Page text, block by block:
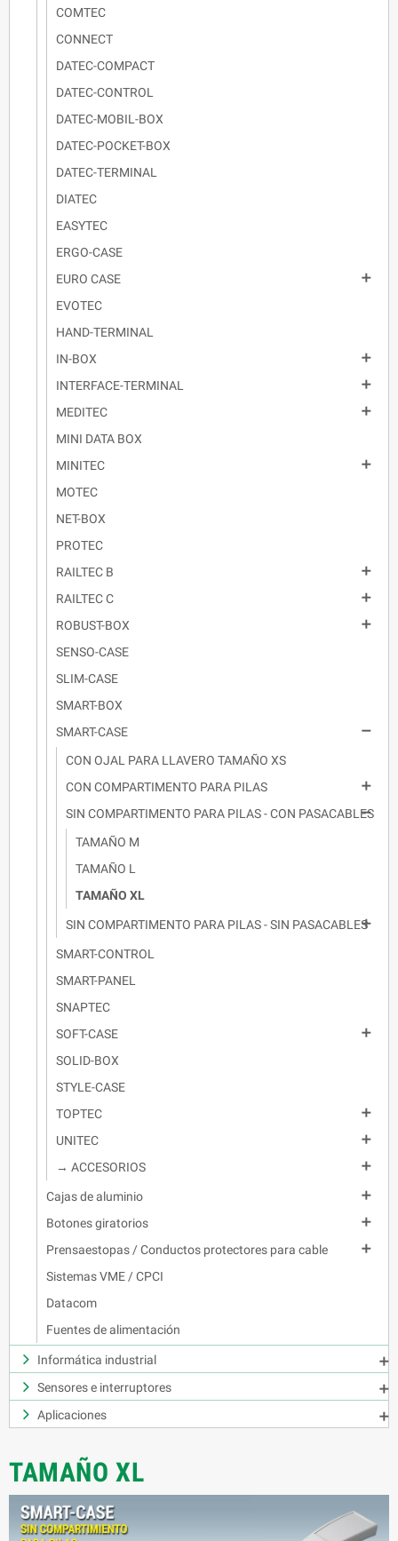
COMTEC
CONNECT
DATEC-COMPACT
DATEC-CONTROL
DATEC-MOBIL-BOX
DATEC-POCKET-BOX
DATEC-TERMINAL
DIATEC
EASYTEC
ERGO-CASE
EURO CASE

EVOTEC
HAND-TERMINAL
IN-BOX

INTERFACE-TERMINAL

MEDITEC

MINI DATA BOX
MINITEC

MOTEC
NET-BOX
PROTEC
RAILTEC B

RAILTEC C

ROBUST-BOX

SENSO-CASE
SLIM-CASE
SMART-BOX
SMART-CASE

CON OJAL PARA LLAVERO TAMAÑO XS
CON COMPARTIMENTO PARA PILAS

SIN COMPARTIMENTO PARA PILAS - CON PASACABLES

TAMAÑO M
TAMAÑO L
TAMAÑO XL
SIN COMPARTIMENTO PARA PILAS - SIN PASACABLES

SMART-CONTROL
SMART-PANEL
SNAPTEC
SOFT-CASE

SOLID-BOX
STYLE-CASE
TOPTEC

UNITEC

→ ACCESORIOS

Cajas de aluminio

Botones giratorios

Prensaestopas / Conductos protectores para cable

Sistemas VME / CPCI
Datacom
Fuentes de alimentación
Informática industrial

Sensores e interruptores

Aplicaciones

TAMAÑO XL